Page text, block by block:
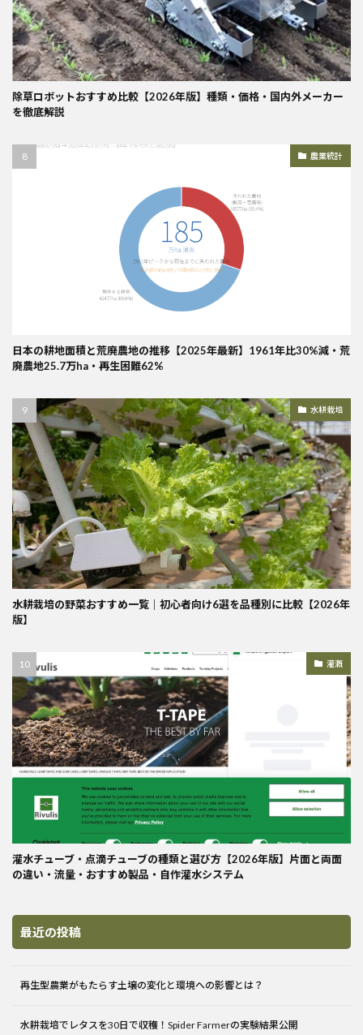
除草ロボットおすすめ比較【2026年版】種類・価格・国内外メーカー
を徹底解説
農業統計
日本の耕地面積と荒廃農地の推移【2025年最新】1961年比30%減・荒
廃農地25.7万ha・再生困難62%
水耕栽培
水耕栽培の野菜おすすめ一覧｜初心者向け6選を品種別に比較【2026年
版】
灌漑
灌水チューブ・点滴チューブの種類と選び方【2026年版】片面と両面
の違い・流量・おすすめ製品・自作灌水システム
最近の投稿
再生型農業がもたらす土壌の変化と環境への影響とは？
水耕栽培でレタスを30日で収穫！Spider Farmerの実験結果公開